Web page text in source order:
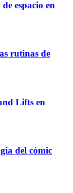
espacio en
rutinas de
Lifts en
del cómic